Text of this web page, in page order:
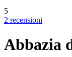
5
2 recensioni
Abbazia